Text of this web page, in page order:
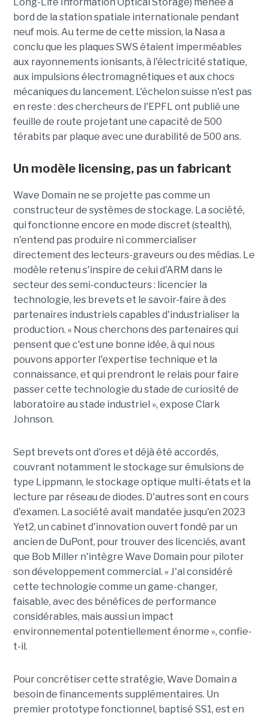
bord de la station spatiale internationale pendant
neuf mois. Au terme de cette mission, la Nasa a
conclu que les plaques SWS étaient imperméables
aux rayonnements ionisants, à l'électricité statique,
aux impulsions électromagnétiques et aux chocs
mécaniques du lancement. L'échelon suisse n'est pas
en reste : des chercheurs de l'EPFL ont publié une
feuille de route projetant une capacité de 500
térabits par plaque avec une durabilité de 500 ans.
Un modèle licensing, pas un fabricant
Wave Domain ne se projette pas comme un
constructeur de systèmes de stockage. La société,
qui fonctionne encore en mode discret (stealth),
n'entend pas produire ni commercialiser
directement des lecteurs-graveurs ou des médias. Le
modèle retenu s'inspire de celui d'ARM dans le
secteur des semi-conducteurs : licencier la
technologie, les brevets et le savoir-faire à des
partenaires industriels capables d'industrialiser la
production. « Nous cherchons des partenaires qui
pensent que c'est une bonne idée, à qui nous
pouvons apporter l'expertise technique et la
connaissance, et qui prendront le relais pour faire
passer cette technologie du stade de curiosité de
laboratoire au stade industriel », expose Clark
Johnson.
Sept brevets ont d'ores et déjà été accordés,
couvrant notamment le stockage sur émulsions de
type Lippmann, le stockage optique multi-états et la
lecture par réseau de diodes. D'autres sont en cours
d'examen. La société avait mandatée jusqu'en 2023
Yet2, un cabinet d'innovation ouvert fondé par un
ancien de DuPont, pour trouver des licenciés, avant
que Bob Miller n'intègre Wave Domain pour piloter
son développement commercial. « J'ai considéré
cette technologie comme un game-changer,
faisable, avec des bénéfices de performance
considérables, mais aussi un impact
environnemental potentiellement énorme », confie-
t-il.
Pour concrétiser cette stratégie, Wave Domain a
besoin de financements supplémentaires. Un
premier prototype fonctionnel, baptisé SS1, est en